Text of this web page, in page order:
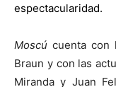
espectacularidad.
Moscú cuenta con
Braun y con las
Miranda y Juan